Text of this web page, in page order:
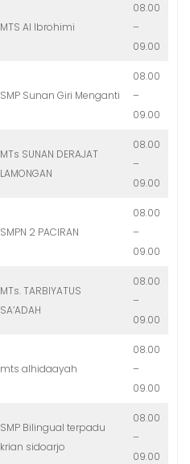
MTS Al Ibrohimi
08.00
–
09.00
SMP Sunan Giri Menganti
08.00
–
09.00
MTs SUNAN DERAJAT
LAMONGAN
08.00
–
09.00
SMPN 2 PACIRAN
08.00
–
09.00
MTs. TARBIYATUS
SA’ADAH
08.00
–
09.00
mts alhidaayah
08.00
–
09.00
SMP Bilingual terpadu
krian sidoarjo
08.00
–
09.00